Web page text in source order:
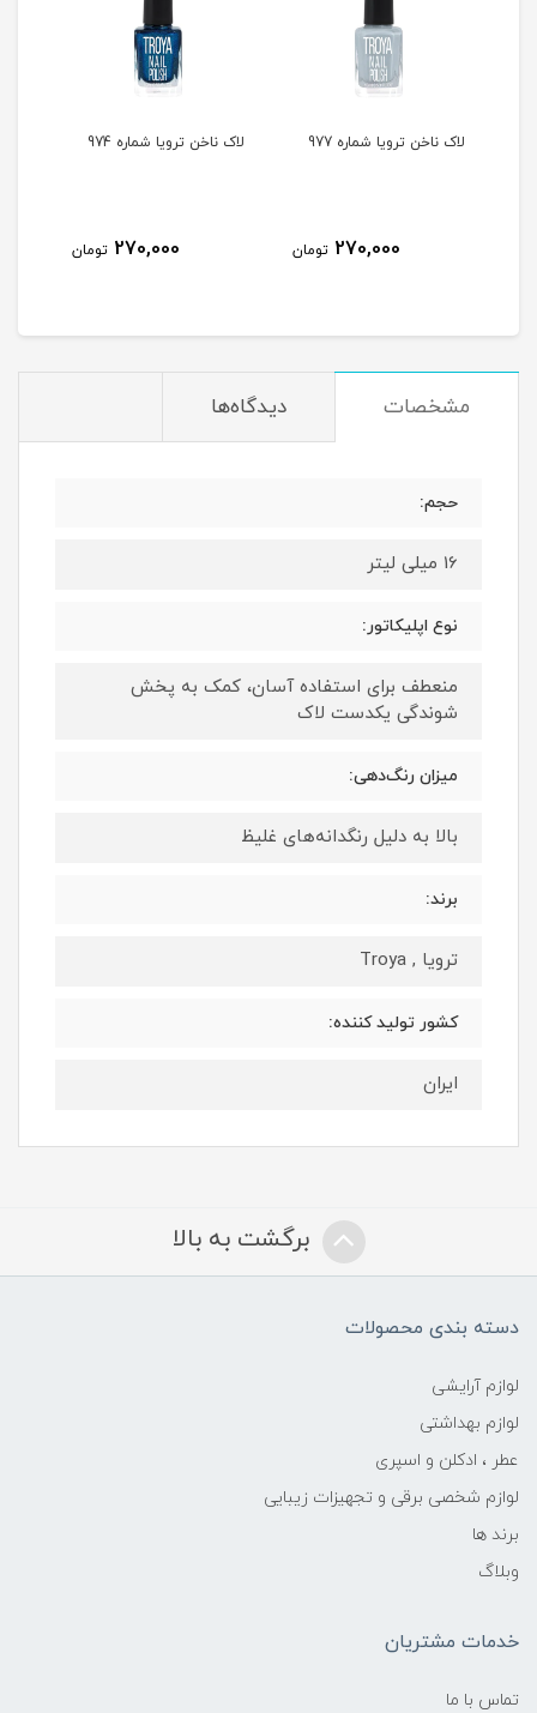
لاک ناخن ترویا شماره 977
270,000 تومان
لاک ناخن ترویا شماره 974
270,000 تومان
مشخصات دیدگاه‌ها
حجم:
16 میلی لیتر
نوع اپلیکاتور:
منعطف برای استفاده آسان، کمک به پخش
شوندگی یکدست لاک
میزان رنگ‌دهی:
بالا به دلیل رنگدانه‌های غلیظ
برند:
ترویا , Troya
کشور تولید کننده:
ایران
برگشت به بالا
دسته بندی محصولات
لوازم آرایشی
لوازم بهداشتی
عطر ، ادکلن و اسپری
لوازم شخصی برقی و تجهیزات زیبایی
برند ها
وبلاگ
خدمات مشتریان
تماس با ما